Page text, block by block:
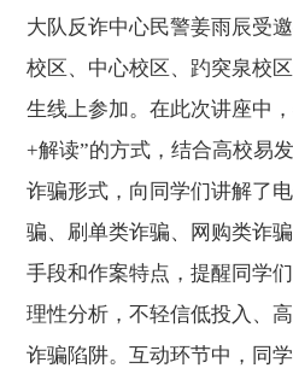
大队反诈中心民警姜雨辰受
校区、中心校区、趵突泉校
生线上参加。在此次讲座中
+解读”的方式，结合高校易
诈骗形式，向同学们讲解了
骗、刷单类诈骗、网购类诈
手段和作案特点，提醒同学
理性分析，不轻信低投入、
诈骗陷阱。互动环节中，同